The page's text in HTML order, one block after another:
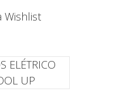
Wishlist